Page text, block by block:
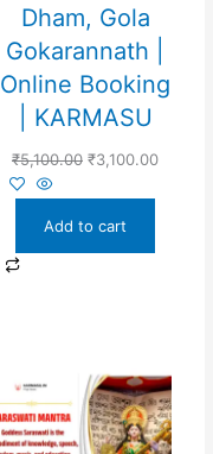
Dham, Gola
Gokarannath |
Online Booking
| KARMASU
₹5,100.00 ₹3,100.00
Add to cart